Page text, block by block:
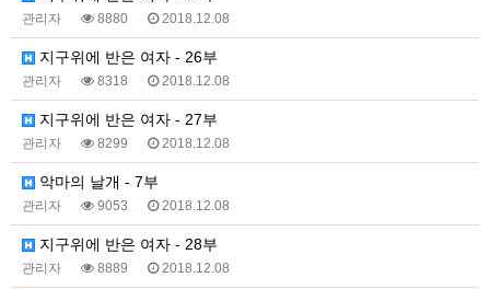
관리자 8880 2018.12.08
지구위에 반은 여자 - 26부
관리자 8318 2018.12.08
지구위에 반은 여자 - 27부
관리자 8299 2018.12.08
악마의 날개 - 7부
관리자 9053 2018.12.08
지구위에 반은 여자 - 28부
관리자 8889 2018.12.08